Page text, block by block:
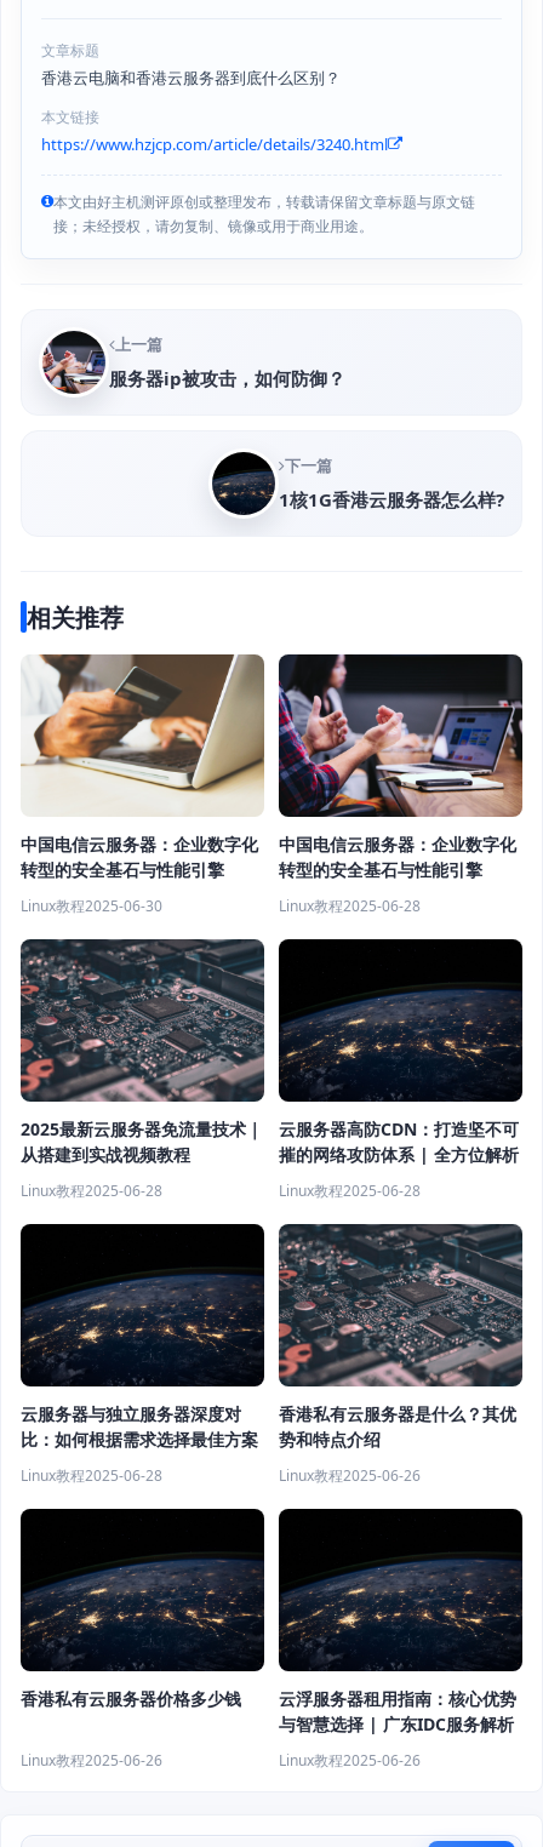
文章标题
香港云电脑和香港云服务器到底什么区别？
本文链接
https://www.hzjcp.com/article/details/3240.html
本文由好主机测评原创或整理发布，转载请保留文章标题与原文链
接；未经授权，请勿复制、镜像或用于商业用途。
上一篇
服务器ip被攻击，如何防御？
下一篇
1核1G香港云服务器怎么样?
相关推荐
中国电信云服务器：企业数字化
转型的安全基石与性能引擎
Linux教程2025-06-30
中国电信云服务器：企业数字化
转型的安全基石与性能引擎
Linux教程2025-06-28
2025最新云服务器免流量技术｜
从搭建到实战视频教程
Linux教程2025-06-28
云服务器高防CDN：打造坚不可
摧的网络攻防体系 | 全方位解析
Linux教程2025-06-28
云服务器与独立服务器深度对
比：如何根据需求选择最佳方案
Linux教程2025-06-28
香港私有云服务器是什么？其优
势和特点介绍
Linux教程2025-06-26
香港私有云服务器价格多少钱
Linux教程2025-06-26
云浮服务器租用指南：核心优势
与智慧选择 | 广东IDC服务解析
Linux教程2025-06-26